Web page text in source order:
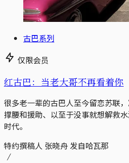
古巴系列
仅限会员
红古巴：当老大哥不再看着你
很多老一辈的古巴人至今留恋苏联
撑腰和援助、以至于没事就想解救
时代。
特约撰稿人 张晓舟 发自哈瓦那